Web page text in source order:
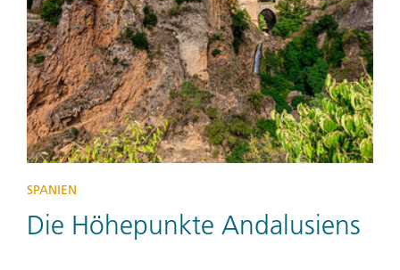
SPANIEN
Die Höhepunkte Andalusiens